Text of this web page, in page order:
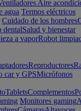
Aire
agua Termos eléctricos
Cuidado de los hombres
dentalSalud y bienestar
a vaporRobot
Reproductores
car y GPSMicrófonos
TabletsComplementos
Monitores gaming